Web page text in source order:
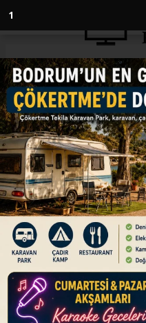
1
Anasayfa SPOR
Arsenal,
19.05.2026 - 09:50,
İngiltere Premier
sahasında Burnley'i
bir adım daha yaklaştı.